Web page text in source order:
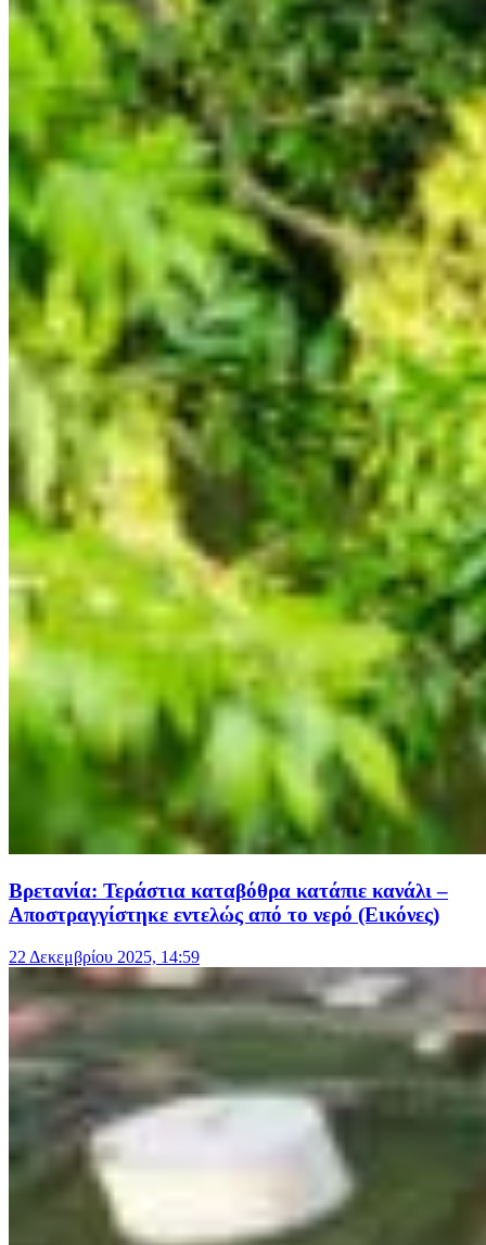
Βρετανία: Τεράστια καταβόθρα κατάπιε κανάλι –
Αποστραγγίστηκε εντελώς από το νερό (Εικόνες)
22 Δεκεμβρίου 2025, 14:59